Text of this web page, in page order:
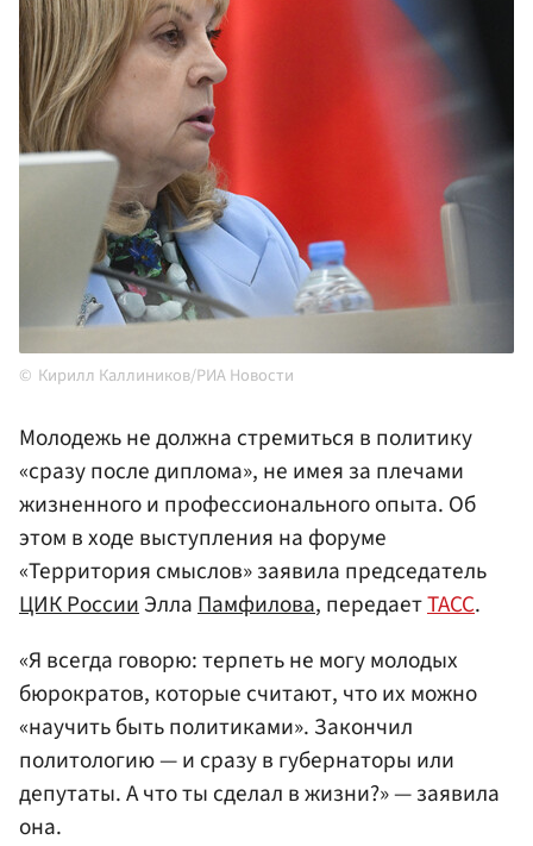
Кирилл Каллиников/РИА Новости
Молодежь не должна стремиться в политику
«сразу после диплома», не имея за плечами
жизненного и профессионального опыта. Об
этом в ходе выступления на форуме
«Территория смыслов» заявила председатель
ЦИК РоссииЭллаПамфилова, передаетТАСС.
«Я всегда говорю: терпеть не могу молодых
бюрократов, которые считают, что их можно
«научить быть политиками». Закончил
политологию — и сразу в губернаторы или
депутаты. А что ты сделал в жизни?» — заявила
она.